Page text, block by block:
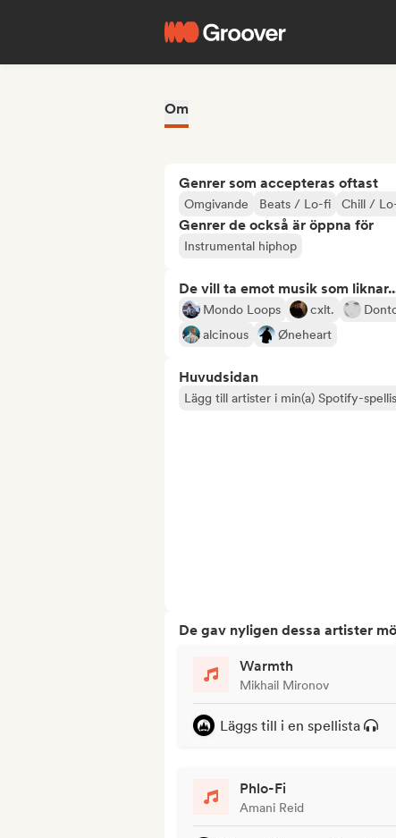
Om
Genrer som accepteras oftast
Omgivande Beats / Lo-fi Chill /
Genrer de också är öppna för
Instrumental hiphop
De vill ta emot musik som
Mondo Loops cxlt.
alcinous
Øneheart
Huvudsidan
Lägg till artister i min(a) Spotify-
De gav nyligen dessa artister
Warmth
Mikhail Mironov
Läggs till i en spellista
Phlo-Fi
Amani Reid